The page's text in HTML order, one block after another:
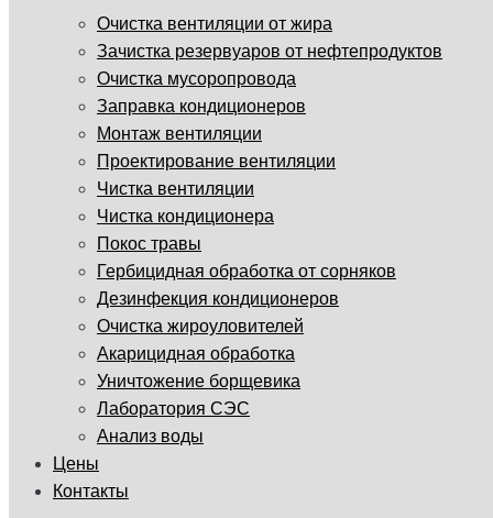
Очистка вентиляции от жира
Зачистка резервуаров от нефтепродуктов
Очистка мусоропровода
Заправка кондиционеров
Монтаж вентиляции
Проектирование вентиляции
Чистка вентиляции
Чистка кондиционера
Покос травы
Гербицидная обработка от сорняков
Дезинфекция кондиционеров
Очистка жироуловителей
Акарицидная обработка
Уничтожение борщевика
Лаборатория СЭС
Анализ воды
Цены
Контакты